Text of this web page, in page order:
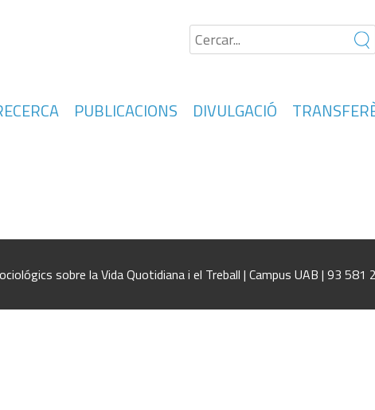
PUBLICACIONS DIVULGACIÓ
sobre la Vida Quotidiana i el Treball | Campus UAB | 93 581